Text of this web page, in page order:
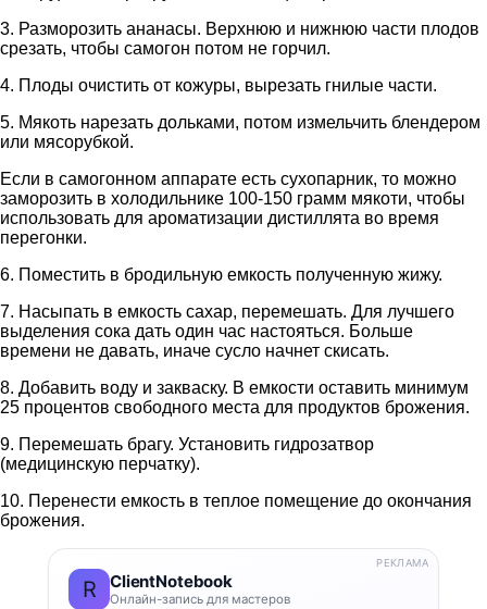
3. Разморозить ананасы. Верхнюю и нижнюю части плодов
срезать, чтобы самогон потом не горчил.
4. Плоды очистить от кожуры, вырезать гнилые части.
5. Мякоть нарезать дольками, потом измельчить блендером
или мясорубкой.
Если в самогонном аппарате есть сухопарник, то можно
заморозить в холодильнике 100-150 грамм мякоти, чтобы
использовать для ароматизации дистиллята во время
перегонки.
6. Поместить в бродильную емкость полученную жижу.
7. Насыпать в емкость сахар, перемешать. Для лучшего
выделения сока дать один час настояться. Больше
времени не давать, иначе сусло начнет скисать.
8. Добавить воду и закваску. В емкости оставить минимум
25 процентов свободного места для продуктов брожения.
9. Перемешать брагу. Установить гидрозатвор
(медицинскую перчатку).
10. Перенести емкость в теплое помещение до окончания
брожения.
R ClientNotebook
Онлайн-запись для мастеров
РЕКЛАМА